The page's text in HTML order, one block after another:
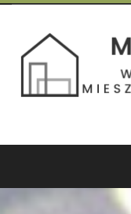
Skip
content